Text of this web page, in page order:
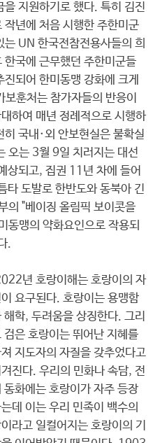
지원하기로 했다. 특히 김진
년에 처음 시행한 주한미군
UN 한국전참전용사들의 희
국에 근무했던 주한미군들
되어 한미동맹 강화에 크게
훈처는 참가자들의 반응이
하여 매년 정례적으로 시행하
국내·외 안보현실은 불확실
오는 3월 9일 치러지는 대선
상되고, 집권 11년 차에 들어
타 도발로 한반도와 동북아 긴
의 "베이징 올림픽 보이콧을
동맹의 약화요인으로 작용되
.
년 호랑이해는 호랑이의 자
요구된다. 호랑이는 용맹함
해학, 두려움을 상징한다. 그리
검은 호랑이는 뛰어난 지혜를
지도자의 자질을 갖추었다고
진다. 우리의 민화나 속담, 전
동화에는 호랑이가 자주 등장
데 이는 우리 민족이 백수의
라고 일컬어지는 호랑이의 기